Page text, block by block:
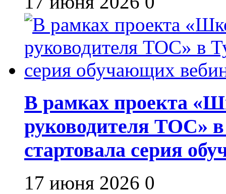
В рамках проекта
руководителя ТОС»
стартовала серия
17 июня 2026 0